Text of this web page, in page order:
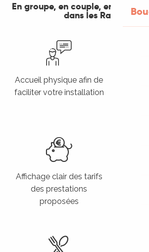
En groupe, en couple, en
dans les Rando
Accueil physique afin de
faciliter votre installation
Affichage clair des tarifs
des prestations
proposées
Accès